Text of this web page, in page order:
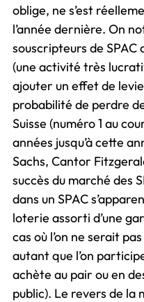
oblige, ne s’est
l’année dernière. On
souscripteurs de
(une activité très
ajouter un effet de
probabilité de perdre
Suisse (numéro 1 au
années jusqu’à cette
Sachs, Cantor
succès du marché des
dans un SPAC
loterie assorti d’une
cas où l’on ne serait
autant que l’on
achète au pair ou en
public). Le revers de la